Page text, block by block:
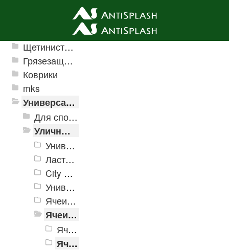
Ячеистые грязезащитные покрытия
Щетинистые покрытия
Грязезащитные, влаговпитывающие покрытия
Коврики
mks
Универсальные модульные покрытия
Для спортивных объектов
Уличные и грязезащитные покрытия
Универсальное модульное покрытие «Pol-Plast»
Ласточкин хвост
City Decking – напольное покрытие из натурального дуба
Универсальное пластиковое покрытие ERFOLG
Ячеистое модульное покрытие "Барьер"
Ячеистое модульное покрытие "Пласт-Анти"
Ячеистое модульное покрытие "Пласт-Анти" 10мм
Ячеистое модульное покрытие "Пласт-Анти" 15мм